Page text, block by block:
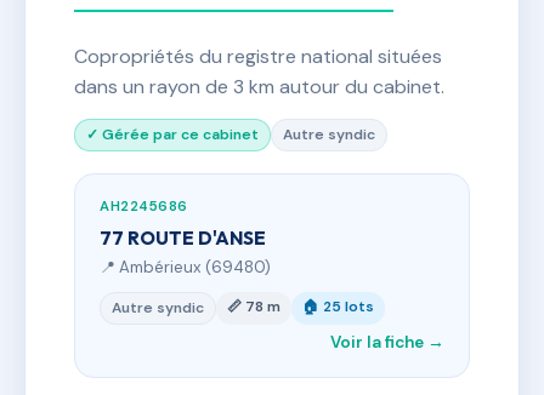
Copropriétés du registre national situées
dans un rayon de 3 km autour du cabinet.
✓ Gérée par ce cabinet Autre syndic
AH2245686
77 ROUTE D'ANSE
📍 Ambérieux (69480)
Autre syndic 📏 78 m 🏠 25 lots
Voir la fiche →